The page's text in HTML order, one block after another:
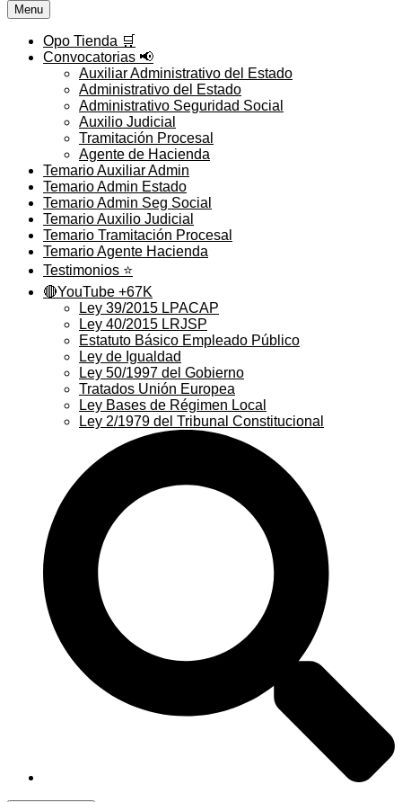
Menu
Opo Tienda 🛒
Convocatorias 📢
Auxiliar Administrativo del Estado
Administrativo del Estado
Administrativo Seguridad Social
Auxilio Judicial
Tramitación Procesal
Agente de Hacienda
Temario Auxiliar Admin
Temario Admin Estado
Temario Admin Seg Social
Temario Auxilio Judicial
Temario Tramitación Procesal
Temario Agente Hacienda
Testimonios ⭐️
🔴YouTube +67K
Ley 39/2015 LPACAP
Ley 40/2015 LRJSP
Estatuto Básico Empleado Público
Ley de Igualdad
Ley 50/1997 del Gobierno
Tratados Unión Europea
Ley Bases de Régimen Local
Ley 2/1979 del Tribunal Constitucional